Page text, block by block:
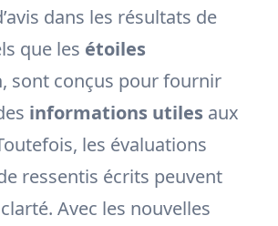
dans les résultats de
que les étoiles
, sont conçus pour fournir
informations utiles aux
les évaluations
ressentis écrits peuvent
Avec les nouvelles